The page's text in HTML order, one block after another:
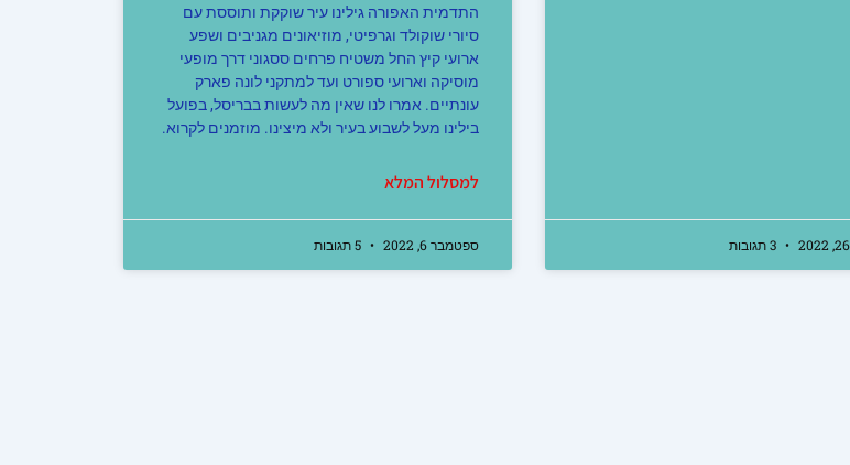
3 תגובות
התדמית האפורה גילינו עיר שוקקת ותוססת עם
סיורי שוקולד וגרפיטי, מוזיאונים מגניבים ושפע
ארועי קיץ החל משטיח פרחים ססגוני דרך מופעי
מוסיקה וארועי ספורט ועד למתקני לונה פארק
עונתיים. אמרו לנו שאין מה לעשות בבריסל, בפועל
בילינו מעל לשבוע בעיר ולא מיצינו. מוזמנים לקרוא.
למסלול המלא
ספטמבר 6, 2022